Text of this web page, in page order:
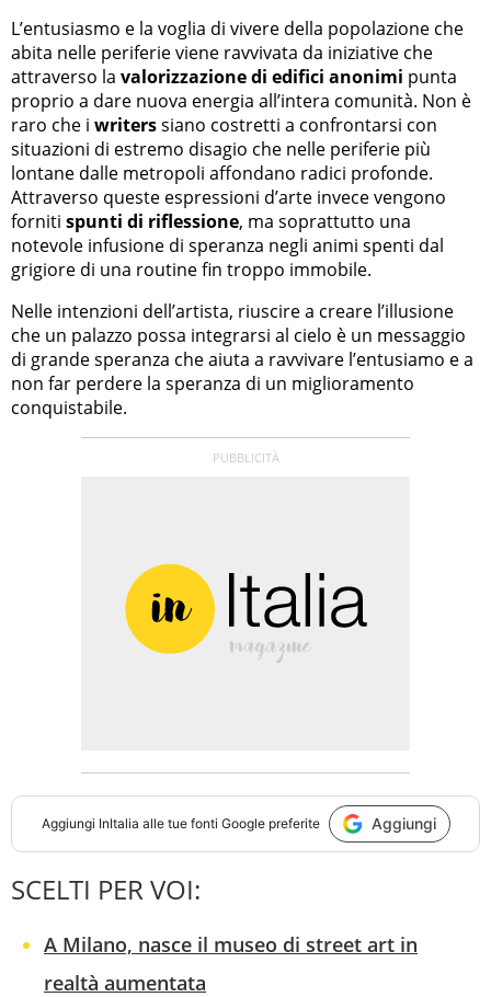
L’entusiasmo e la voglia di vivere della popolazione che
abita nelle periferie viene ravvivata da iniziative che
attraverso la valorizzazione di edifici anonimi punta
proprio a dare nuova energia all’intera comunità. Non è
raro che i writerssiano costretti a confrontarsi con
situazioni di estremo disagio che nelle periferie più
lontane dalle metropoli affondano radici profonde.
Attraverso queste espressioni d’arte invece vengono
forniti spunti di riflessione, ma soprattutto una
notevole infusione di speranza negli animi spenti dal
grigiore di una routine fin troppo immobile.
Nelle intenzioni dell’artista, riuscire a creare l’illusione
che un palazzo possa integrarsi al cielo è un messaggio
di grande speranza che aiuta a ravvivare l’entusiamo e a
non far perdere la speranza di un miglioramento
conquistabile.
Aggiungi InItalia alle tue fonti Google preferite Aggiungi
SCELTI PER VOI:
A Milano, nasce il museo di street art in
realtà aumentata